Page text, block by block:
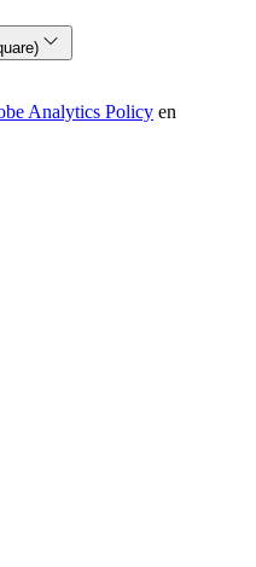
Analytics Policy en